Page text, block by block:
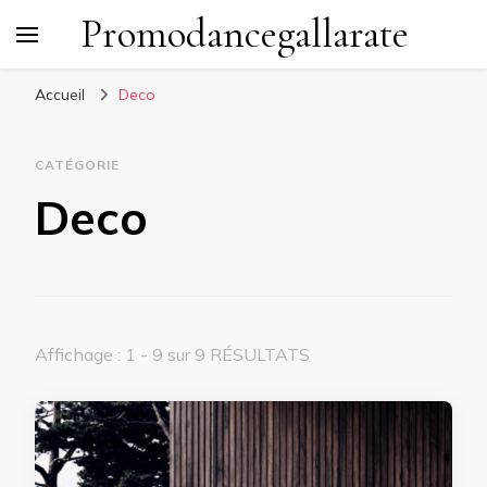
Promodancegallarate
Accueil Deco
CATÉGORIE
Deco
Affichage : 1 - 9 sur 9 RÉSULTATS